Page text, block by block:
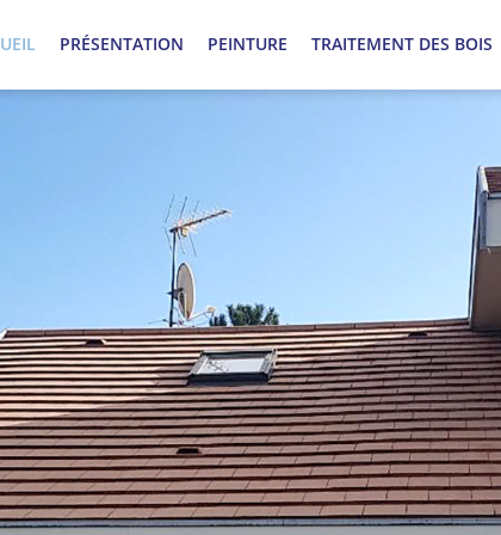
PRÉSENTATION PEINTURE TRAITEMENT DES BOIS